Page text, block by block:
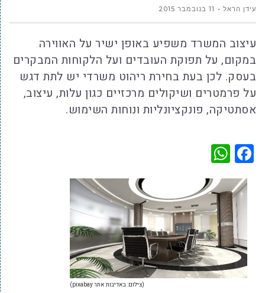
עידן הראל 11 בנובמבר 2015
עיצוב המשרד משפיע באופן ישיר על האווירה
במקום, על תפוקת העובדים ועל הלקוחות המבקרים
בעסק. לכן בעת בחירת ריהוט משרדי יש לתת דגש
על פרמטרים ושיקולים מרכזיים כגון עלות, עיצוב,
אסתטיקה, פונקציונליות ונוחות השימוש.
Facebook
(צילום: באדיבות אתר pixabay)